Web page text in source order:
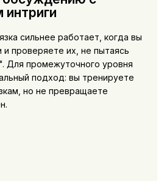
интриги
сильнее работает, когда вы
и проверяете их, не пытаясь
Для промежуточного уровня
подход: вы тренируете
но не превращаете